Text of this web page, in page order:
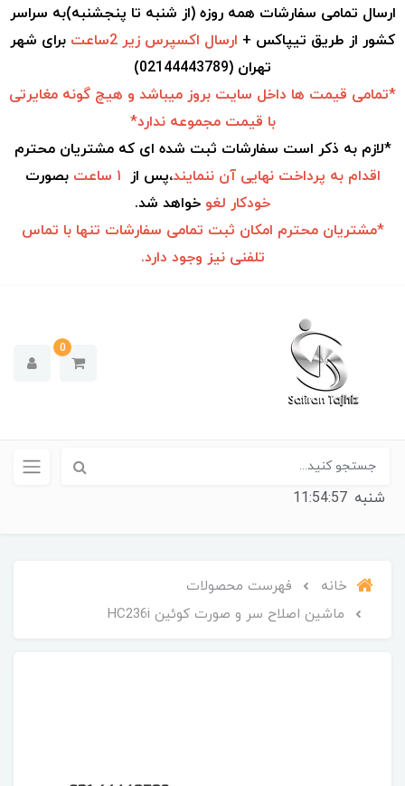
ارسال تمامی سفارشات همه روزه (از شنبه تا پنجشنبه)به سراسر
کشور از طریق تیپاکس + ارسال اکسپرس زیر 2ساعت
برای شهر
تهران (02144443789)
*تمامی قیمت ها داخل سایت بروز میباشد و هیچ گونه مغایرتی
با قیمت مجموعه ندارد*
*لازم به ذکر است سفارشات ثبت شده ای که مشتریان محترم
اقدام به پرداخت نهایی آن ننمایند،پس از
بصورت
خودکار لغو خواهد شد.
*مشتریان محترم امکان ثبت تمامی سفارشات تنها با تماس
تلفنی نیز وجود دارد.
0
شنبه 11:54:57
خانه
فهرست محصولات
ماشین اصلاح سر و صورت کوئین HC236i